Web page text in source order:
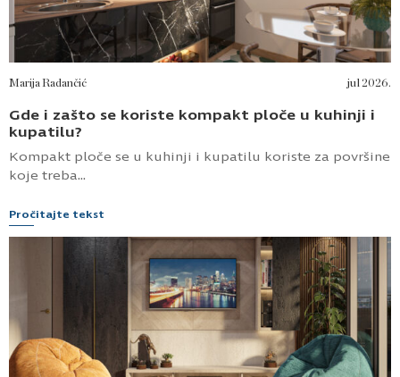
Marija Radančić jul 2026.
Gde i zašto se koriste kompakt ploče u kuhinji i
kupatilu?
Kompakt ploče se u kuhinji i kupatilu koriste za površine
koje treba...
Pročitajte tekst